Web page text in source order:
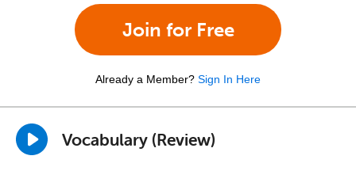
Join for Free
Already a Member? Sign In Here
Vocabulary (Review)